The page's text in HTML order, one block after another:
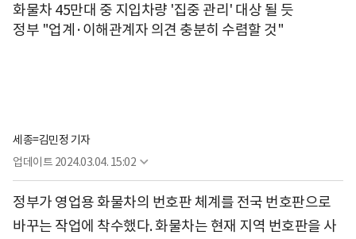
화물차 45만대 중 지입차량 '집중 관리' 대상 될 듯
정부 "업계·이해관계자 의견 충분히 수렴할 것"
세종=김민정 기자
업데이트 2024.03.04. 15:02
정부가 영업용 화물차의 번호판 체계를 전국 번호판으로
바꾸는 작업에 착수했다. 화물차는 현재 지역 번호판을 사